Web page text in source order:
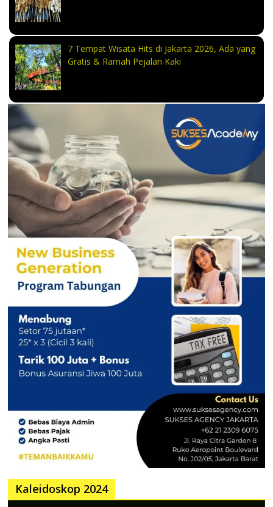
7 Tempat Wisata Hits di Jakarta 2026, Ada yang
Gratis & Ramah Pejalan Kaki
Kaleidoskop 2024